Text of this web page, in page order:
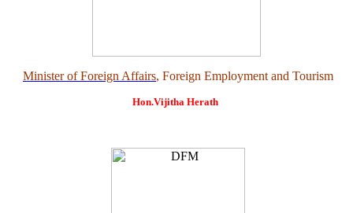
Minister of Foreign Affairs, Foreign Employment and Tourism
Hon.Vijitha Herath